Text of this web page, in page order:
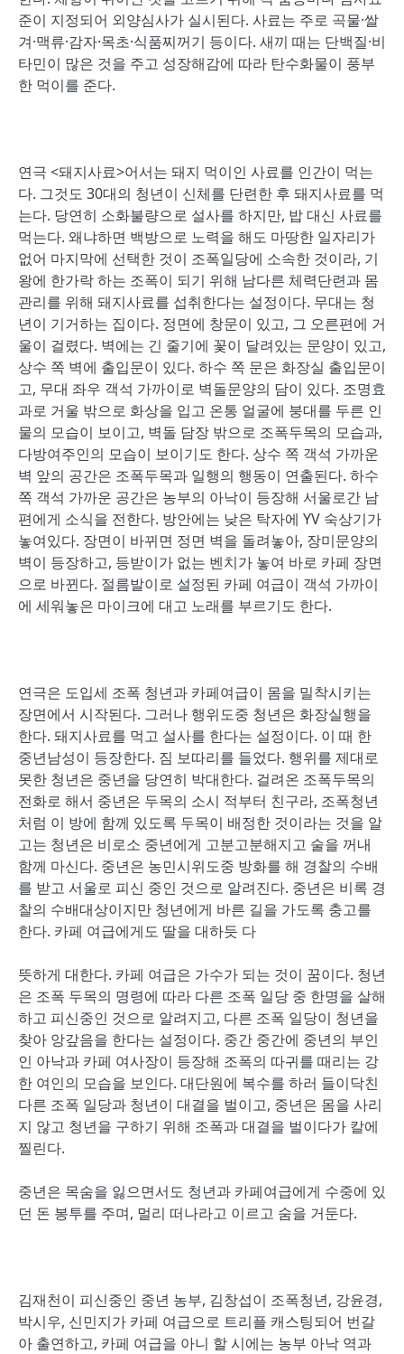
준이 지정되어 외양심사가 실시된다. 사료는 주로 곡물·쌀
겨·맥류·감자·목초·식품찌꺼기 등이다. 새끼 때는 단백질·비
타민이 많은 것을 주고 성장해감에 따라 탄수화물이 풍부
한 먹이를 준다.
연극 <돼지사료>어서는 돼지 먹이인 사료를 인간이 먹는
다. 그것도 30대의 청년이 신체를 단련한 후 돼지사료를 먹
는다. 당연히 소화불량으로 설사를 하지만, 밥 대신 사료를
먹는다. 왜냐하면 백방으로 노력을 해도 마땅한 일자리가
없어 마지막에 선택한 것이 조폭일당에 소속한 것이라, 기
왕에 한가락 하는 조폭이 되기 위해 남다른 체력단련과 몸
관리를 위해 돼지사료를 섭취한다는 설정이다. 무대는 청
년이 기거하는 집이다. 정면에 창문이 있고, 그 오른편에 거
울이 걸렸다. 벽에는 긴 줄기에 꽃이 달려있는 문양이 있고,
상수 쪽 벽에 출입문이 있다. 하수 쪽 문은 화장실 출입문이
고, 무대 좌우 객석 가까이로 벽돌문양의 담이 있다. 조명효
과로 거울 밖으로 화상을 입고 온통 얼굴에 붕대를 두른 인
물의 모습이 보이고, 벽돌 담장 밖으로 조폭두목의 모습과,
다방여주인의 모습이 보이기도 한다. 상수 쪽 객석 가까운
벽 앞의 공간은 조폭두목과 일행의 행동이 연출된다. 하수
쪽 객석 가까운 공간은 농부의 아낙이 등장해 서울로간 남
편에게 소식을 전한다. 방안에는 낮은 탁자에 YV 숙상기가
놓여있다. 장면이 바뀌면 정면 벽을 돌려놓아, 장미문양의
벽이 등장하고, 등받이가 없는 벤치가 놓여 바로 카페 장면
으로 바뀐다. 절름발이로 설정된 카페 여급이 객석 가까이
에 세워놓은 마이크에 대고 노래를 부르기도 한다.
연극은 도입세 조폭 청년과 카페여급이 몸을 밀착시키는
장면에서 시작된다. 그러나 행위도중 청년은 화장실행을
한다. 돼지사료를 먹고 설사를 한다는 설정이다. 이 때 한
중년남성이 등장한다. 짐 보따리를 들었다. 행위를 제대로
못한 청년은 중년을 당연히 박대한다. 걸려온 조폭두목의
전화로 해서 중년은 두목의 소시 적부터 친구라, 조폭청년
처럼 이 방에 함께 있도록 두목이 배정한 것이라는 것을 알
고는 청년은 비로소 중년에게 고분고분해지고 술을 꺼내
함께 마신다. 중년은 농민시위도중 방화를 해 경찰의 수배
를 받고 서울로 피신 중인 것으로 알려진다. 중년은 비록 경
찰의 수배대상이지만 청년에게 바른 길을 가도록 충고를
한다. 카페 여급에게도 딸을 대하듯 다
뜻하게 대한다. 카페 여급은 가수가 되는 것이 꿈이다. 청년
은 조폭 두목의 명령에 따라 다른 조폭 일당 중 한명을 살해
하고 피신중인 것으로 알려지고, 다른 조폭 일당이 청년을
찾아 앙갚음을 한다는 설정이다. 중간 중간에 중년의 부인
인 아낙과 카페 여사장이 등장해 조폭의 따귀를 때리는 강
한 여인의 모습을 보인다. 대단원에 복수를 하러 들이닥친
다른 조폭 일당과 청년이 대결을 벌이고, 중년은 몸을 사리
지 않고 청년을 구하기 위해 조폭과 대결을 벌이다가 칼에
찔린다.
중년은 목숨을 잃으면서도 청년과 카페여급에게 수중에 있
던 돈 봉투를 주며, 멀리 떠나라고 이르고 숨을 거둔다.
김재천이 피신중인 중년 농부, 김창섭이 조폭청년, 강윤경,
박시우, 신민지가 카페 여급으로 트리플 캐스팅되어 번갈
아 출연하고, 카페 여급을 아니 할 시에는 농부 아낙 역과